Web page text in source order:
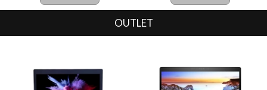
OUTLET